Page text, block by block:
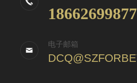
18662699877
电子邮箱